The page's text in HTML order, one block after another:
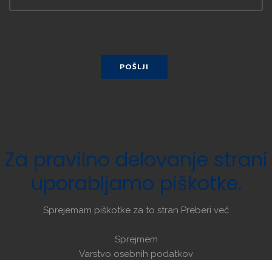
POŠLJI
Za pravilno delovanje strani
uporabljamo piškotke.
Sprejemam piškotke za to stran Preberi več
Sprejmem
Varstvo osebnih podatkov